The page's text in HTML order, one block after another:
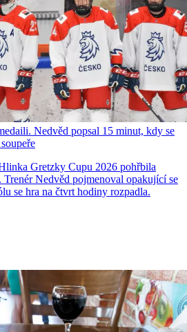
Nedvěd popsal 15 minut, kdy se
Gretzky Cupu 2026 pohřbila
Trenér Nedvěd pojmenoval opakující se
se hra na čtvrt hodiny rozpadla.